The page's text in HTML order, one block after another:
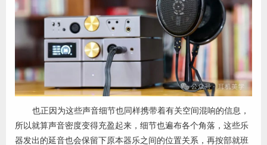
也正因为这些声音细节也同样携带着有关空间混响的信息，
所以就算声音密度变得充盈起来，细节也遍布各个角落，这些乐
器发出的延音也会保留下原本器乐之间的位置关系，再按部就班